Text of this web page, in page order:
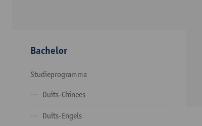
Bachelor
Studieprogramma
Duits-Chinees
Duits-Engels